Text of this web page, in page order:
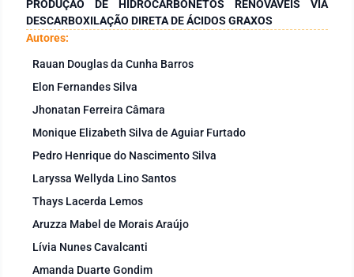
PRODUÇÃO DE HIDROCARBONETOS RENOVÁVEIS VIA
DESCARBOXILAÇÃO DIRETA DE ÁCIDOS GRAXOS
Autores:
Rauan Douglas da Cunha Barros
Elon Fernandes Silva
Jhonatan Ferreira Câmara
Monique Elizabeth Silva de Aguiar Furtado
Pedro Henrique do Nascimento Silva
Laryssa Wellyda Lino Santos
Thays Lacerda Lemos
Aruzza Mabel de Morais Araújo
Lívia Nunes Cavalcanti
Amanda Duarte Gondim